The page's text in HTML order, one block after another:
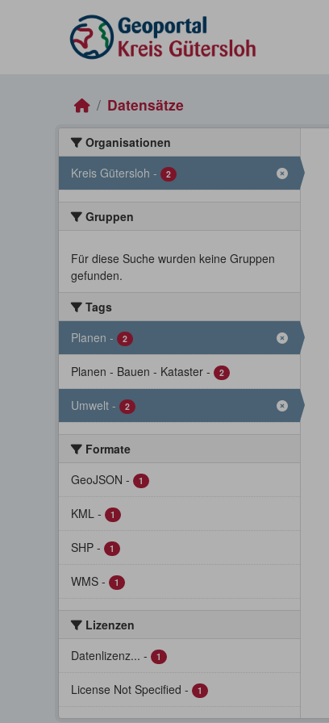
Datensätze
Organisationen
Kreis Gütersloh - 2
Gruppen
Für diese Suche wurden keine Gruppen
gefunden.
Tags
Planen - 2
Planen - Bauen - Kataster - 2
Umwelt - 2
Formate
GeoJSON - 1
KML - 1
SHP - 1
WMS - 1
Lizenzen
Datenlizenz... - 1
License Not Specified - 1